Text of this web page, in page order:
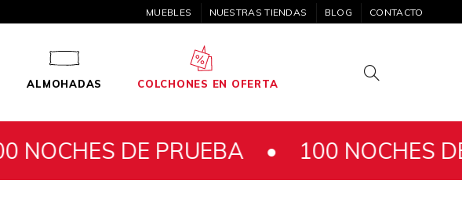
MUEBLES NUESTRAS TIENDAS BLOG CONTACTO
ALMOHADAS COLCHONES EN OFERTA
PRUEBA •100 NOCHES DE PRUEBA